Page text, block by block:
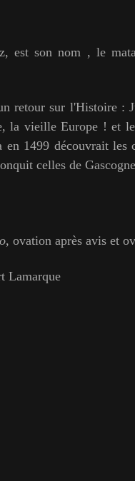
est son nom , le
retour sur l'Histoire :
la vieille Europe ! et
1499 découvrait les
celles de
, ovation après avis et